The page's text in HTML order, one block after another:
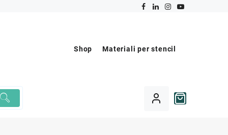
Shop Materiali per stencil